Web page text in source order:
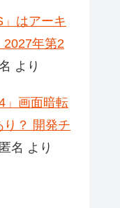
はアーキ
2027年第2
より
」画面暗転
？ 開発チ
匿名 より